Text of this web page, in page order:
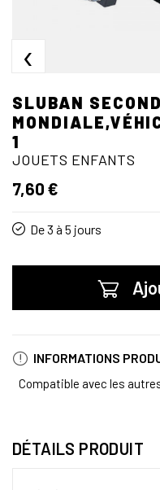
‹
SLUBAN
1
JOUETS ENFANTS
7,60 €
De 3 à 5 jours
INFORMATIONS
Compatible avec les
DÉTAILS PRODUIT